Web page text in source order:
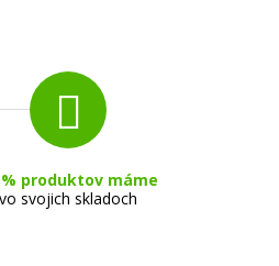
% produktov máme
vo svojich skladoch